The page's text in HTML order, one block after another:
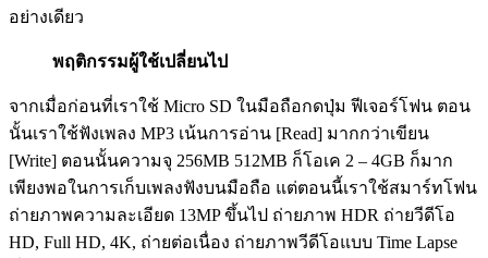
อย่างเดียว
พฤติกรรมผู้ใช้เปลี่ยนไป
จากเมื่อก่อนที่เราใช้ Micro SD ในมือถือกดปุ่ม ฟีเจอร์โฟน ตอน
นั้นเราใช้ฟังเพลง MP3 เน้นการอ่าน [Read] มากกว่าเขียน
[Write] ตอนนั้นความจุ 256MB 512MB ก็โอเค 2 – 4GB ก็มาก
เพียงพอในการเก็บเพลงฟังบนมือถือ แต่ตอนนี้เราใช้สมาร์ทโฟน
ถ่ายภาพความละเอียด 13MP ขึ้นไป ถ่ายภาพ HDR ถ่ายวีดีโอ
HD, Full HD, 4K, ถ่ายต่อเนื่อง ถ่ายภาพวีดีโอแบบ Time Lapse